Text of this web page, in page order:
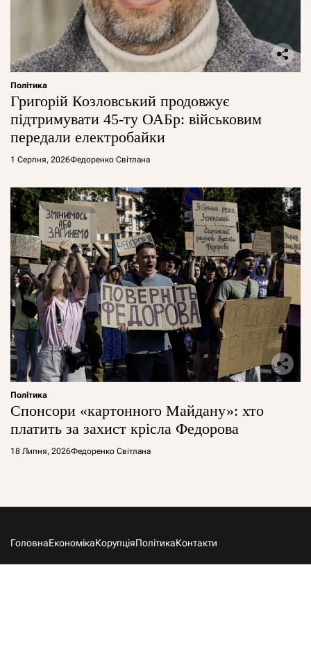
Політика
Григорій Козловський продовжує
підтримувати 45-ту ОАБр: військовим
передали електробайки
1 Серпня, 2026Федоренко Світлана
Політика
Спонсори «картонного Майдану»: хто
платить за захист крісла Федорова
18 Липня, 2026Федоренко Світлана
ГоловнаЕкономікаКорупціяПолітикаКонтакти